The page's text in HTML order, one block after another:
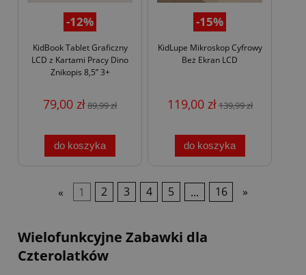
-12%
KidBook Tablet Graficzny
LCD z Kartami Pracy Dino
Znikopis 8,5” 3+
79,00 zł89,99 zł
do koszyka
-15%
KidLupe Mikroskop Cyfrowy
Beż Ekran LCD
119,00 zł139,99 zł
do koszyka
« 1 2 3 4 5 ... 16 »
Wielofunkcyjne Zabawki dla
Czterolatków